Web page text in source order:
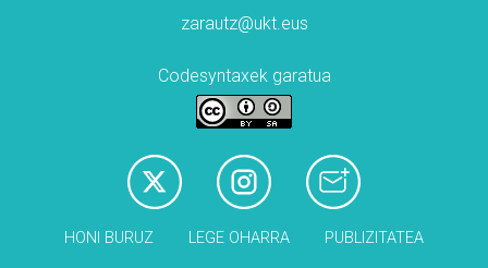
zarautz@ukt.eus
Codesyntaxek garatua
HONI BURUZ LEGE OHARRA PUBLIZITATEA